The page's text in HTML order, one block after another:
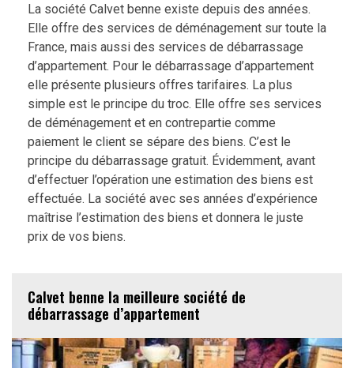
La société Calvet benne existe depuis des années.
Elle offre des services de déménagement sur toute la
France, mais aussi des services de débarrassage
d’appartement. Pour le débarrassage d’appartement
elle présente plusieurs offres tarifaires. La plus
simple est le principe du troc. Elle offre ses services
de déménagement et en contrepartie comme
paiement le client se sépare des biens. C’est le
principe du débarrassage gratuit. Évidemment, avant
d’effectuer l’opération une estimation des biens est
effectuée. La société avec ses années d’expérience
maîtrise l’estimation des biens et donnera le juste
prix de vos biens.
Calvet benne la meilleure société de
débarrassage d’appartement